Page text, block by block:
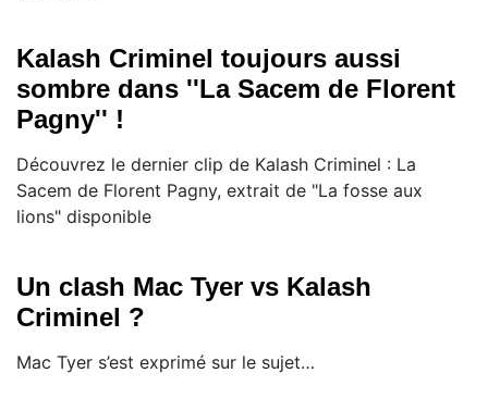
Kalash Criminel toujours aussi
sombre dans ''La Sacem de Florent
Pagny'' !
Découvrez le dernier clip de Kalash Criminel : La
Sacem de Florent Pagny, extrait de "La fosse aux
lions" disponible
Un clash Mac Tyer vs Kalash
Criminel ?
Mac Tyer s’est exprimé sur le sujet…